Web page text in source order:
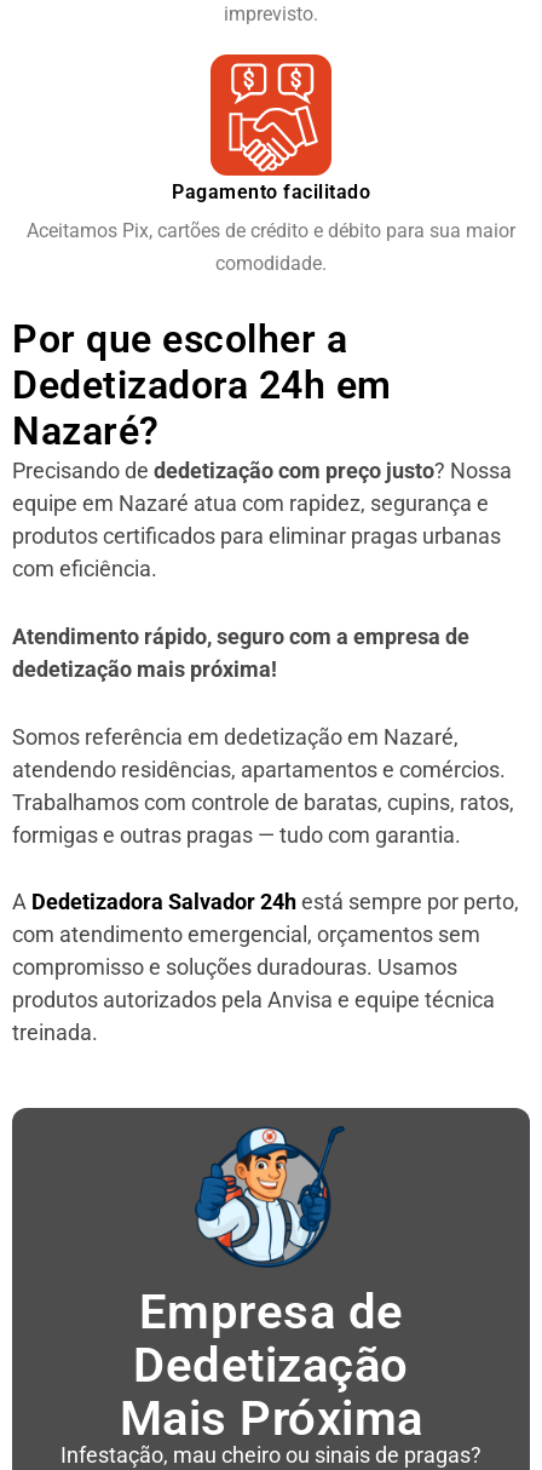
imprevisto.
Pagamento facilitado
Aceitamos Pix, cartões de crédito e débito para sua maior
comodidade.
Por que escolher a
Dedetizadora 24h em
Nazaré?
Precisando de dedetização com preço justo? Nossa
equipe em Nazaré atua com rapidez, segurança e
produtos certificados para eliminar pragas urbanas
com eficiência.
Atendimento rápido, seguro com a empresa de
dedetização mais próxima!
Somos referência em dedetização em Nazaré,
atendendo residências, apartamentos e comércios.
Trabalhamos com controle de baratas, cupins, ratos,
formigas e outras pragas — tudo com garantia.
A Dedetizadora Salvador 24hestá sempre por perto,
com atendimento emergencial, orçamentos sem
compromisso e soluções duradouras. Usamos
produtos autorizados pela Anvisa e equipe técnica
treinada.
Empresa de
Dedetização
Mais Próxima
Infestação, mau cheiro ou sinais de pragas?